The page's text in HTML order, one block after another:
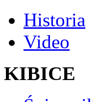
Historia
Video
KIBICE